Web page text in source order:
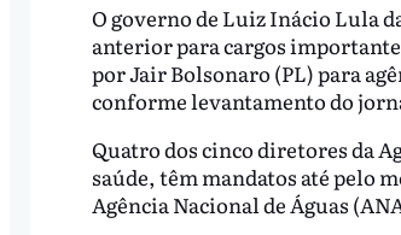
O governo de Luiz Inácio Lula
anterior para cargos
por Jair Bolsonaro (PL) para
conforme levantamento do
Quatro dos cinco diretores da
saúde, têm mandatos até pelo
Agência Nacional de Águas